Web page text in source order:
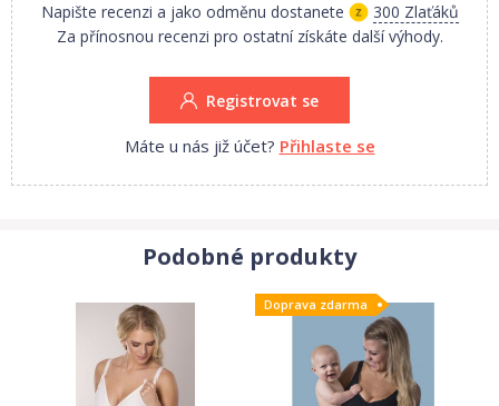
Napište recenzi a jako odměnu dostanete
300 Zlaťáků
Za přínosnou recenzi pro ostatní získáte další výhody.
Registrovat se
Máte u nás již účet? Přihlaste se
Podobné produkty
Doprava zdarma